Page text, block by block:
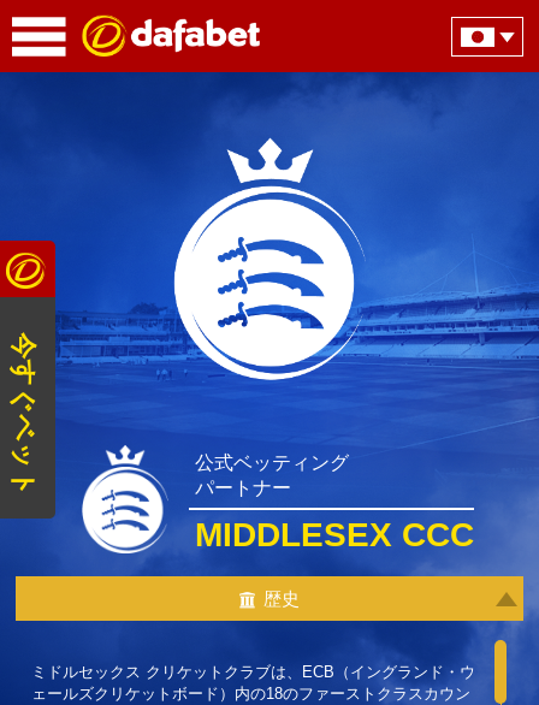
公式ベッティング
パートナー
MIDDLESEX CCC
歴史
ミドルセックス クリケットクラブは、ECB（イングランド・ウ
ェールズクリケ­ットボード）内の18のファーストクラスカウン
今すぐベット